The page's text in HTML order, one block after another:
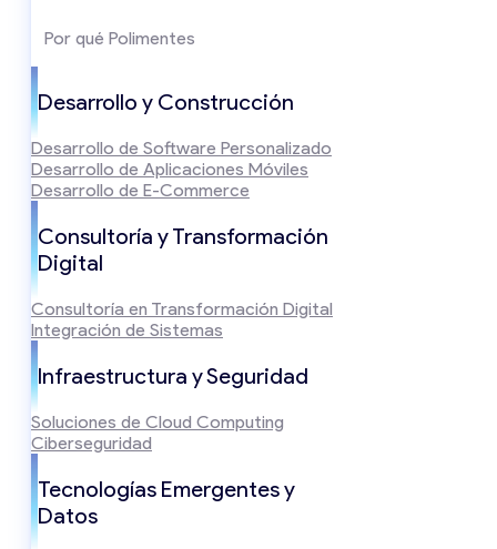
Por qué Polimentes
Desarrollo y Construcción
Desarrollo de Software Personalizado
Desarrollo de Aplicaciones Móviles
Desarrollo de E-Commerce
Consultoría y Transformación
Digital
Consultoría en Transformación Digital
Integración de Sistemas
Infraestructura y Seguridad
Soluciones de Cloud Computing
Ciberseguridad
Tecnologías Emergentes y
Datos